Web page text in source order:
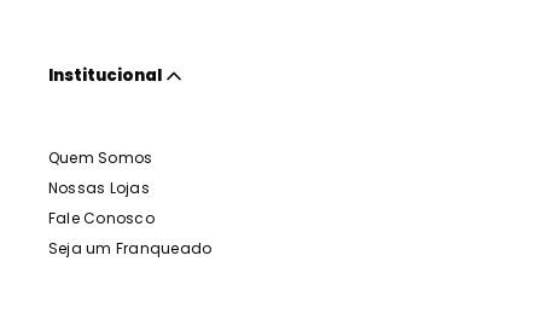
Institucional
Quem Somos
Nossas Lojas
Fale Conosco
Seja um Franqueado